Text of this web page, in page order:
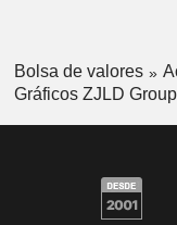
Bolsa de valores
Gráficos ZJLD